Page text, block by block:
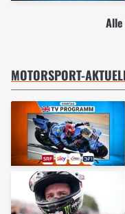
Alle
MOTORSPORT-